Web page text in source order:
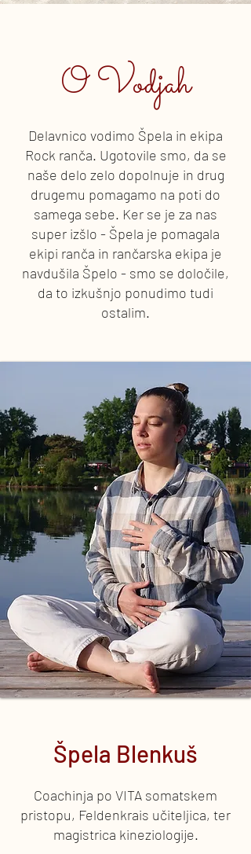
O Vodjah
Delavnico vodimo Špela in ekipa
Rock ranča. Ugotovile smo, da se
naše delo zelo dopolnuje in drug
drugemu pomagamo na poti do
samega sebe. Ker se je za nas
super izšlo - Špela je pomagala
ekipi ranča in rančarska ekipa je
navdušila Špelo - smo se določile,
da to izkušnjo ponudimo tudi
ostalim.
Špela Blenkuš
Coachinja po VITA somatskem
pristopu, Feldenkrais učiteljica, ter
magistrica kineziologije.